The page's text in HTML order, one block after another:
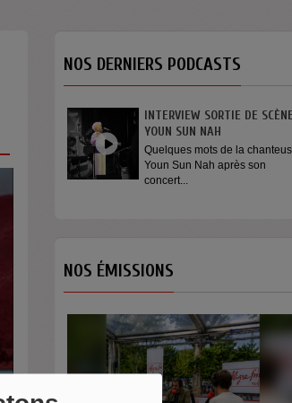
NOS DERNIERS PODCASTS
INTERVIEW SORTIE DE SCÈNE
YOUN SUN NAH
Quelques mots de la chanteuse
Youn Sun Nah après son
concert...
NOS ÉMISSIONS